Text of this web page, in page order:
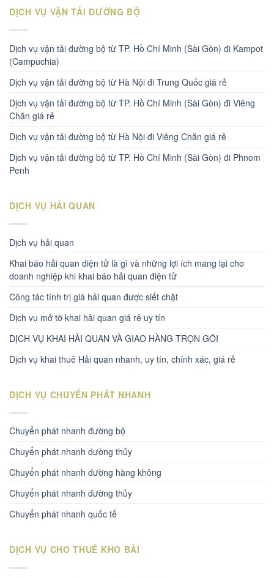
DỊCH VỤ VẬN TẢI ĐƯỜNG BỘ
Dịch vụ vận tải đường bộ từ TP. Hồ Chí Minh (Sài Gòn) đi Kampot
(Campuchia)
Dịch vụ vận tải đường bộ từ Hà Nội đi Trung Quốc giá rẻ
Dịch vụ vận tải đường bộ từ TP. Hồ Chí Minh (Sài Gòn) đi Viêng
Chăn giá rẻ
Dịch vụ vận tải đường bộ từ Hà Nội đi Viêng Chăn giá rẻ
Dịch vụ vận tải đường bộ từ TP. Hồ Chí Minh (Sài Gòn) đi Phnom
Penh
DỊCH VỤ HẢI QUAN
Dịch vụ hải quan
Khai báo hải quan điện tử là gì và những lợi ích mang lại cho
doanh nghiệp khi khai báo hải quan điện tử
Công tác tính trị giá hải quan được siết chặt
Dịch vụ mở tờ khai hải quan giá rẻ uy tín
DỊCH VỤ KHAI HẢI QUAN VÀ GIAO HÀNG TRỌN GÓI
Dịch vụ khai thuê Hải quan nhanh, uy tín, chính xác, giá rẻ
DỊCH VỤ CHUYỂN PHÁT NHANH
Chuyển phát nhanh đường bộ
Chuyển phát nhanh dường thủy
Chuyển phát nhanh đường hàng không
Chuyển phát nhanh đường thủy
Chuyển phát nhanh quốc tế
DỊCH VỤ CHO THUÊ KHO BÃI